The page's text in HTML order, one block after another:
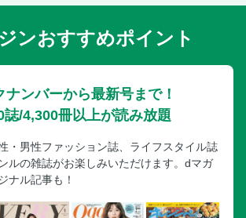
ンおすすめポイント
ナンバーから最新号まで！
誌/4,300冊以上が読み放題
・男性ファッション誌、ライフスタイル誌
ルの雑誌がお楽しみいただけます。dマガ
ナル記事も！